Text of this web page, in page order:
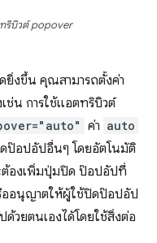
ทริบิวต์ popover
ยิ่งขึ้น คุณสามารถตั้งค่า
ช่น การใช้แอตทริบิวต์
ค่า auto
ป๊อปอัปอื่นๆ โดยอัตโนมัติ
องเพิ่มปุ่มปิด ป๊อปอัปที่
ออนุญาตให้ผู้ใช้ปิดป๊อปอัป
วยตนเองได้โดยใช้สิ่งต่อ